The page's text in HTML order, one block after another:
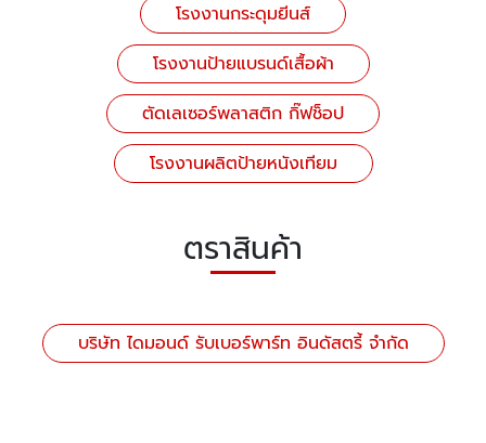
โรงงานกระดุมยีนส์
โรงงานป้ายแบรนด์เสื้อผ้า
ตัดเลเซอร์พลาสติก กิ๊ฟช็อป
โรงงานผลิตป้ายหนังเทียม
ตราสินค้า
บริษัท ไดมอนด์ รับเบอร์พาร์ท อินดัสตรี้ จำกัด